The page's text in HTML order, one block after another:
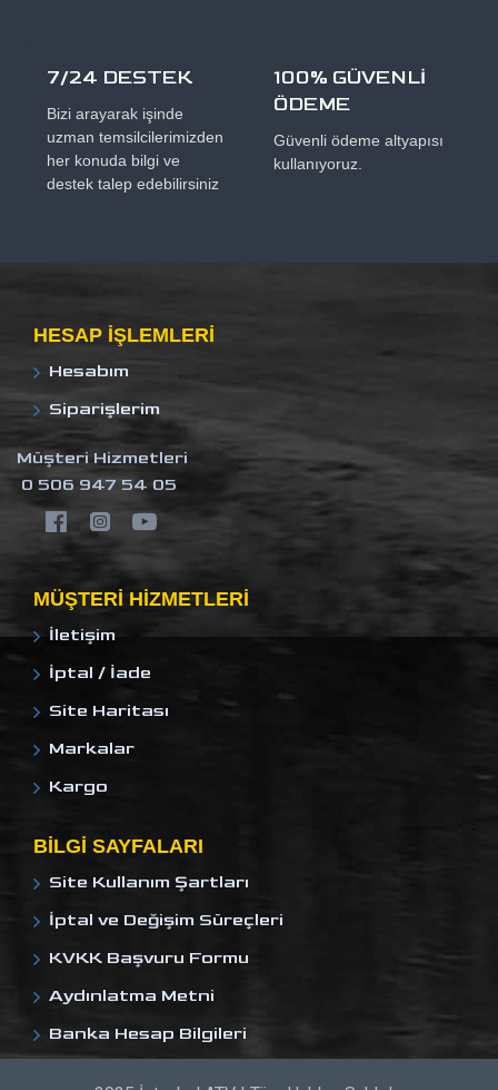
7/24 DESTEK
Bizi arayarak işinde
uzman temsilcilerimizden
her konuda bilgi ve
destek talep edebilirsiniz
100% GÜVENLİ
ÖDEME
Güvenli ödeme altyapısı
kullanıyoruz.
HESAP IŞLEMLERI
Hesabım
Siparişlerim
Müşteri Hizmetleri
0 506 947 54 05
MÜŞTERI HIZMETLERI
İletişim
İptal / İade
Site Haritası
Markalar
Kargo
BILGI SAYFALARI
Site Kullanım Şartları
İptal ve Değişim Süreçleri
KVKK Başvuru Formu
Aydınlatma Metni
Banka Hesap Bilgileri